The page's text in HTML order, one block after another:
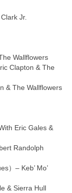
Jr.
Wallflowers
Clapton & The
& The Wallflowers
Eric Gales &
Randolph
）– Keb’ Mo’
& Sierra Hull